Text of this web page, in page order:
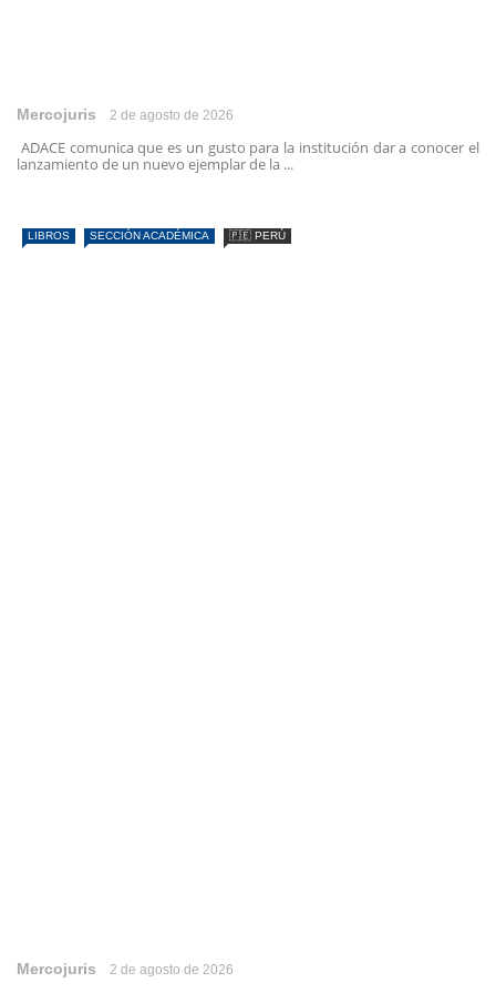
Mercojuris 2 de agosto de 2026
ADACE comunica que es un gusto para la institución dar a conocer el
lanzamiento de un nuevo ejemplar de la ...
LIBROS SECCIÓN ACADÉMICA 🇵🇪 PERÚ
Mercojuris 2 de agosto de 2026